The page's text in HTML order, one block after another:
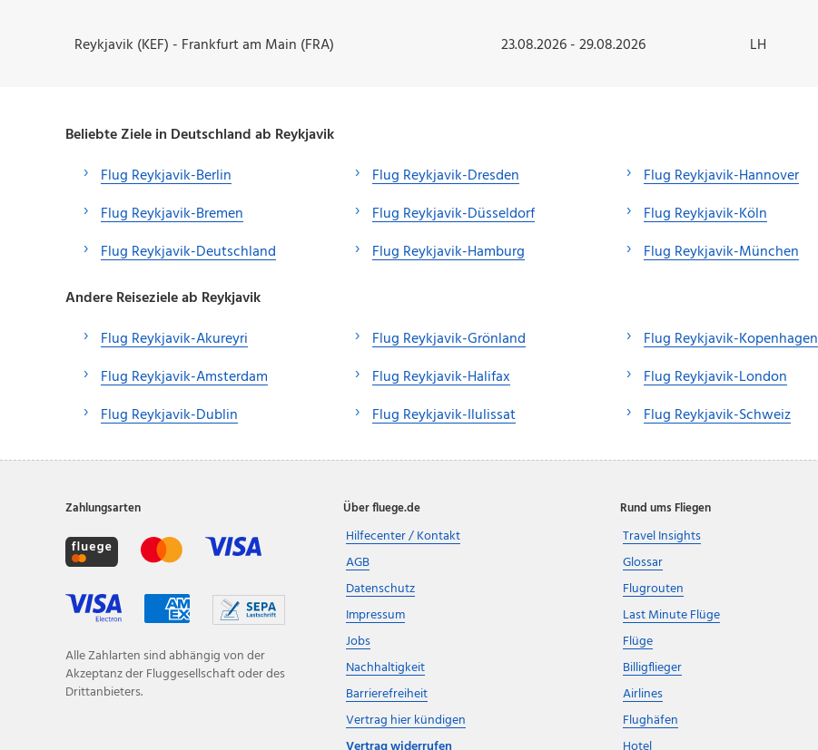
Reykjavik (KEF) - Frankfurt am Main (FRA) 23.08.2026 - 29.08.2026 LH
Beliebte Ziele in Deutschland ab Reykjavik
Flug Reykjavik-Berlin
Flug Reykjavik-Bremen
Flug Reykjavik-Deutschland
Flug Reykjavik-Dresden
Flug Reykjavik-Düsseldorf
Flug Reykjavik-Hamburg
Flug Reykjavik-Hannover
Flug Reykjavik-Köln
Flug Reykjavik-München
Andere Reiseziele ab Reykjavik
Flug Reykjavik-Akureyri
Flug Reykjavik-Amsterdam
Flug Reykjavik-Dublin
Flug Reykjavik-Grönland
Flug Reykjavik-Halifax
Flug Reykjavik-Ilulissat
Flug Reykjavik-Kopenhagen
Flug Reykjavik-London
Flug Reykjavik-Schweiz